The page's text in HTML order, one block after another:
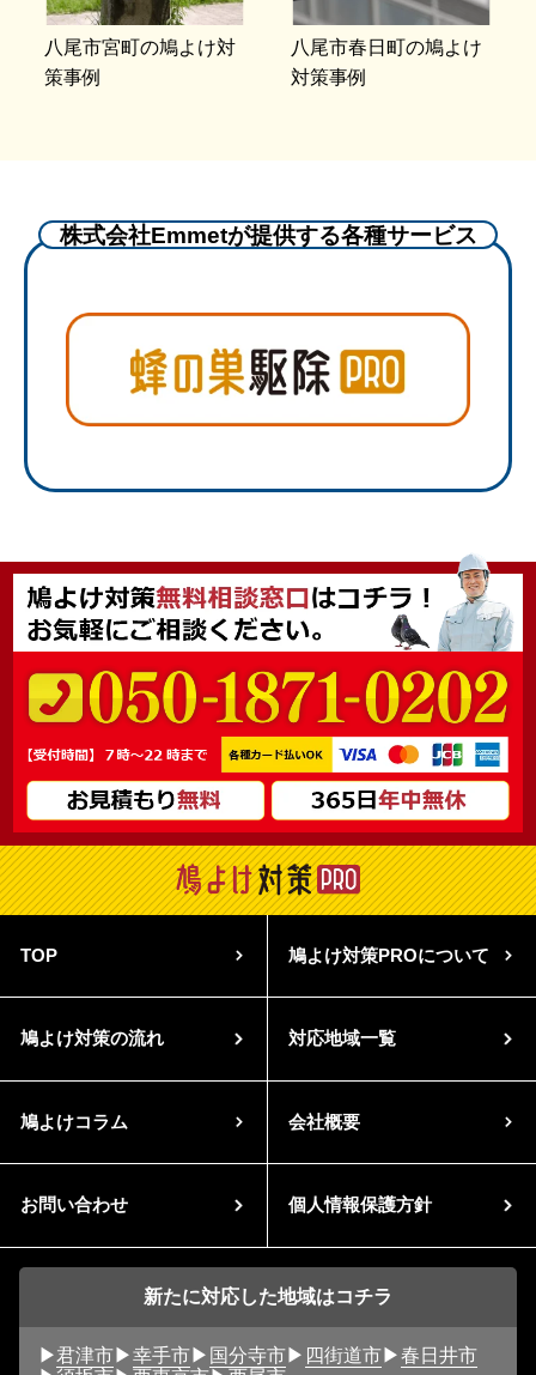
八尾市宮町の鳩よけ対
策事例
八尾市春日町の鳩よけ
対策事例
株式会社Emmetが提供する各種サービス
TOP 鳩よけ対策PROについて
鳩よけ対策の流れ 対応地域一覧
鳩よけコラム 会社概要
お問い合わせ 個人情報保護方針
新たに対応した地域はコチラ
君津市 幸手市 国分寺市 四街道市
春日井市